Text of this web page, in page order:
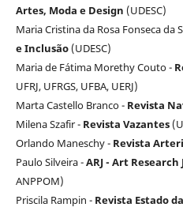
Artes, Moda e Design (UDESC)
Maria Cristina da Rosa Fonseca da
e Inclusão(UDESC)
Maria de Fátima Morethy Couto -
UFRJ, UFRGS, UFBA, UERJ)
Marta Castello Branco - Revista
Milena Szafir - Revista Vazantes
Orlando Maneschy - Revista
Paulo Silveira -ARJ - Art Research
ANPPOM)
Priscila Rampin - Revista Estado